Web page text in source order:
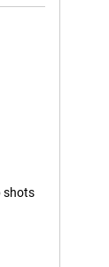
shots